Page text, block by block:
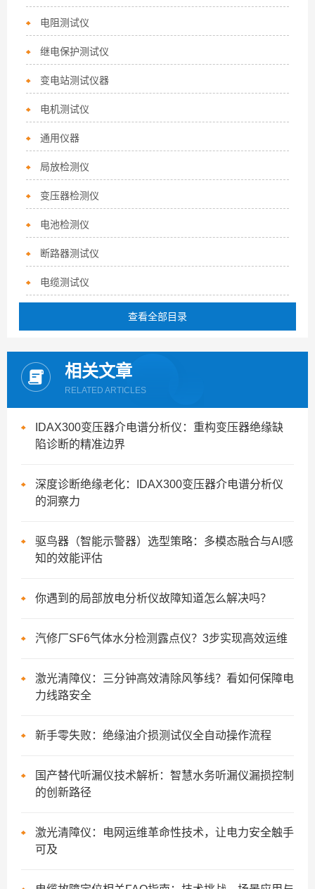
电阻测试仪
继电保护测试仪
变电站测试仪器
电机测试仪
通用仪器
局放检测仪
变压器检测仪
电池检测仪
断路器测试仪
电缆测试仪
查看全部目录
相关文章
RELATED ARTICLES
IDAX300变压器介电谱分析仪：重构变压器绝缘缺
陷诊断的精准边界
深度诊断绝缘老化：IDAX300变压器介电谱分析仪
的洞察力
驱鸟器（智能示警器）选型策略：多模态融合与AI感
知的效能评估
你遇到的局部放电分析仪故障知道怎么解决吗？
汽修厂SF6气体水分检测露点仪？3步实现高效运维
激光清障仪：三分钟高效清除风筝线？看如何保障电
力线路安全
新手零失败：绝缘油介损测试仪全自动操作流程
国产替代听漏仪技术解析：智慧水务听漏仪漏损控制
的创新路径
激光清障仪：电网运维革命性技术，让电力安全触手
可及